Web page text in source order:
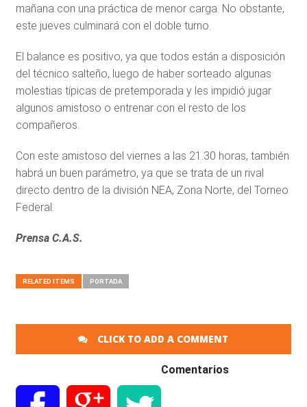
mañana con una práctica de menor carga. No obstante,
este jueves culminará con el doble turno.
El balance es positivo, ya que todos están a disposición
del técnico salteño, luego de haber sorteado algunas
molestias típicas de pretemporada y les impidió jugar
algunos amistoso o entrenar con el resto de los
compañeros.
Con este amistoso del viernes a las 21.30 horas, también
habrá un buen parámetro, ya que se trata de un rival
directo dentro de la división NEA, Zona Norte, del Torneo
Federal.
Prensa C.A.S.
RELATED ITEMS PORTADA
CLICK TO ADD A COMMENT
Comentarios